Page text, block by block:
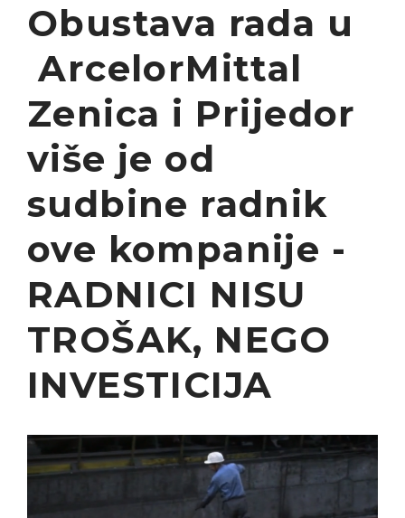
Obustava rada u
ArcelorMittal
Zenica i Prijedor
više je od
sudbine radnik
ove kompanije -
RADNICI NISU
TROŠAK, NEGO
INVESTICIJA